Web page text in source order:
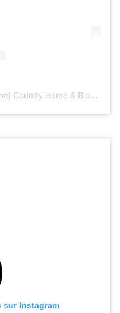
Une publication partagée par Céline| Country Home & Blooms (@countryhomeandblooms)
sur Instagram